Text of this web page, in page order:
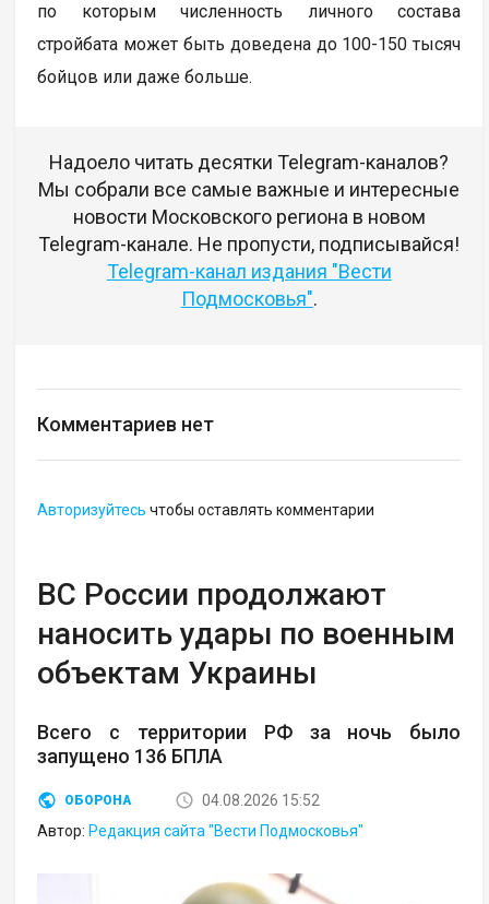
по которым численность личного состава
стройбата может быть доведена до 100-150 тысяч
бойцов или даже больше.
Надоело читать десятки Telegram-каналов?
Мы собрали все самые важные и интересные
новости Московского региона в новом
Telegram-канале. Не пропусти, подписывайся!
Telegram-канал издания "Вести
Подмосковья".
Комментариев нет
Авторизуйтесь чтобы оставлять комментарии
ВС России продолжают
наносить удары по военным
объектам Украины
Всего с территории РФ за ночь было
запущено 136 БПЛА
ОБОРОНА
04.08.2026 15:52
Автор: Редакция сайта "Вести Подмосковья"